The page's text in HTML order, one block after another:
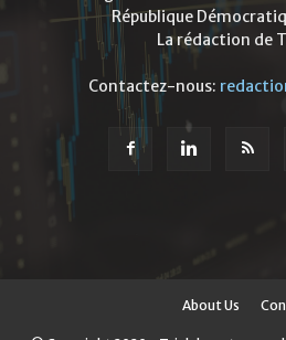
République
La rédaction de
Contactez-nous:
About Us